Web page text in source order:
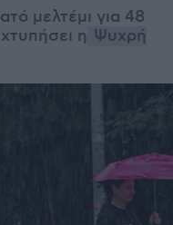
μελτέμι για 48
η Ψυχρή